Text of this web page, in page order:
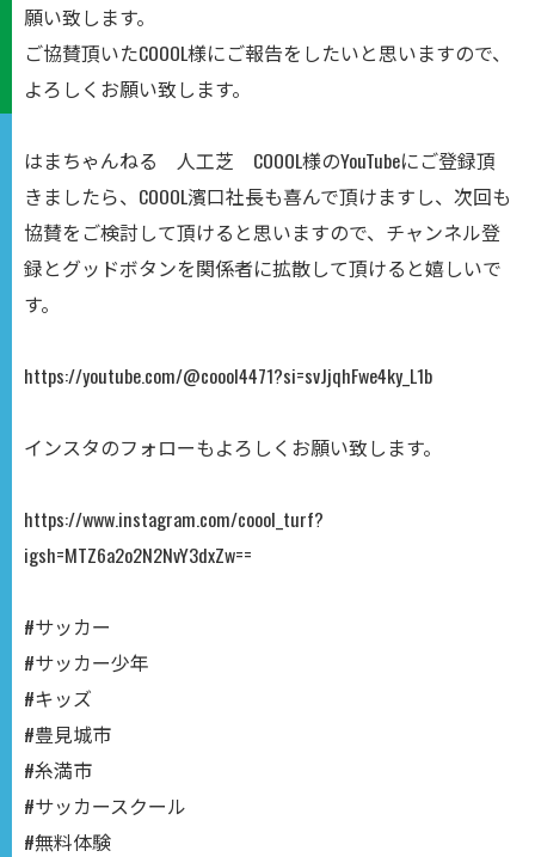
願い致します。
ご協賛頂いたCOOOL様にご報告をしたいと思いますので、
よろしくお願い致します。
はまちゃんねる 人工芝 COOOL様のYouTubeにご登録頂
きましたら、COOOL濱口社長も喜んで頂けますし、次回も
協賛をご検討して頂けると思いますので、チャンネル登
録とグッドボタンを関係者に拡散して頂けると嬉しいで
す。
https://youtube.com/@coool4471?si=svJjqhFwe4ky_L1b
インスタのフォローもよろしくお願い致します。
https://www.instagram.com/coool_turf?
igsh=MTZ6a2o2N2NvY3dxZw==
#サッカー
#サッカー少年
#キッズ
#豊見城市
#糸満市
#サッカースクール
#無料体験